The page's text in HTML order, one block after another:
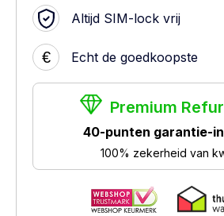
Altijd SIM-lock vrij
€ Echt de goedkoopste
Premium
40-punten garantie-
100% zekerheid van